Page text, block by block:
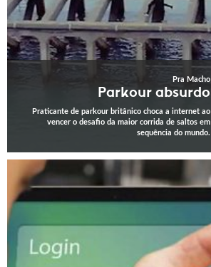
Pra Macho
Parkour absurdo
Praticante de parkour britânico choca a internet ao
vencer o desafio da maior corrida de saltos em
sequência do mundo.